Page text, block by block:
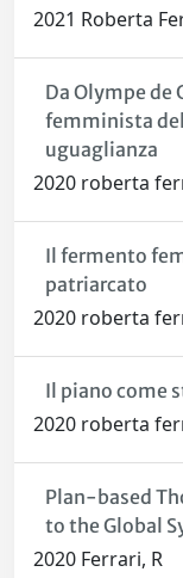
2021 Roberta
Da Olympe de
femminista
uguaglianza
2020 roberta
Il fermento
patriarcato
2020 roberta
Il piano come
2020 roberta
Plan-based
to the Global
2020 Ferrari, R